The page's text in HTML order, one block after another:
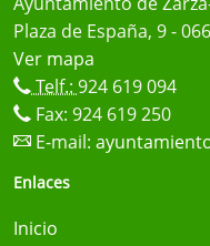
Plaza de España, 9 -
Ver mapa
Telf.: 924 619 094
Fax: 924 619 250
E-mail:
Enlaces
Inicio